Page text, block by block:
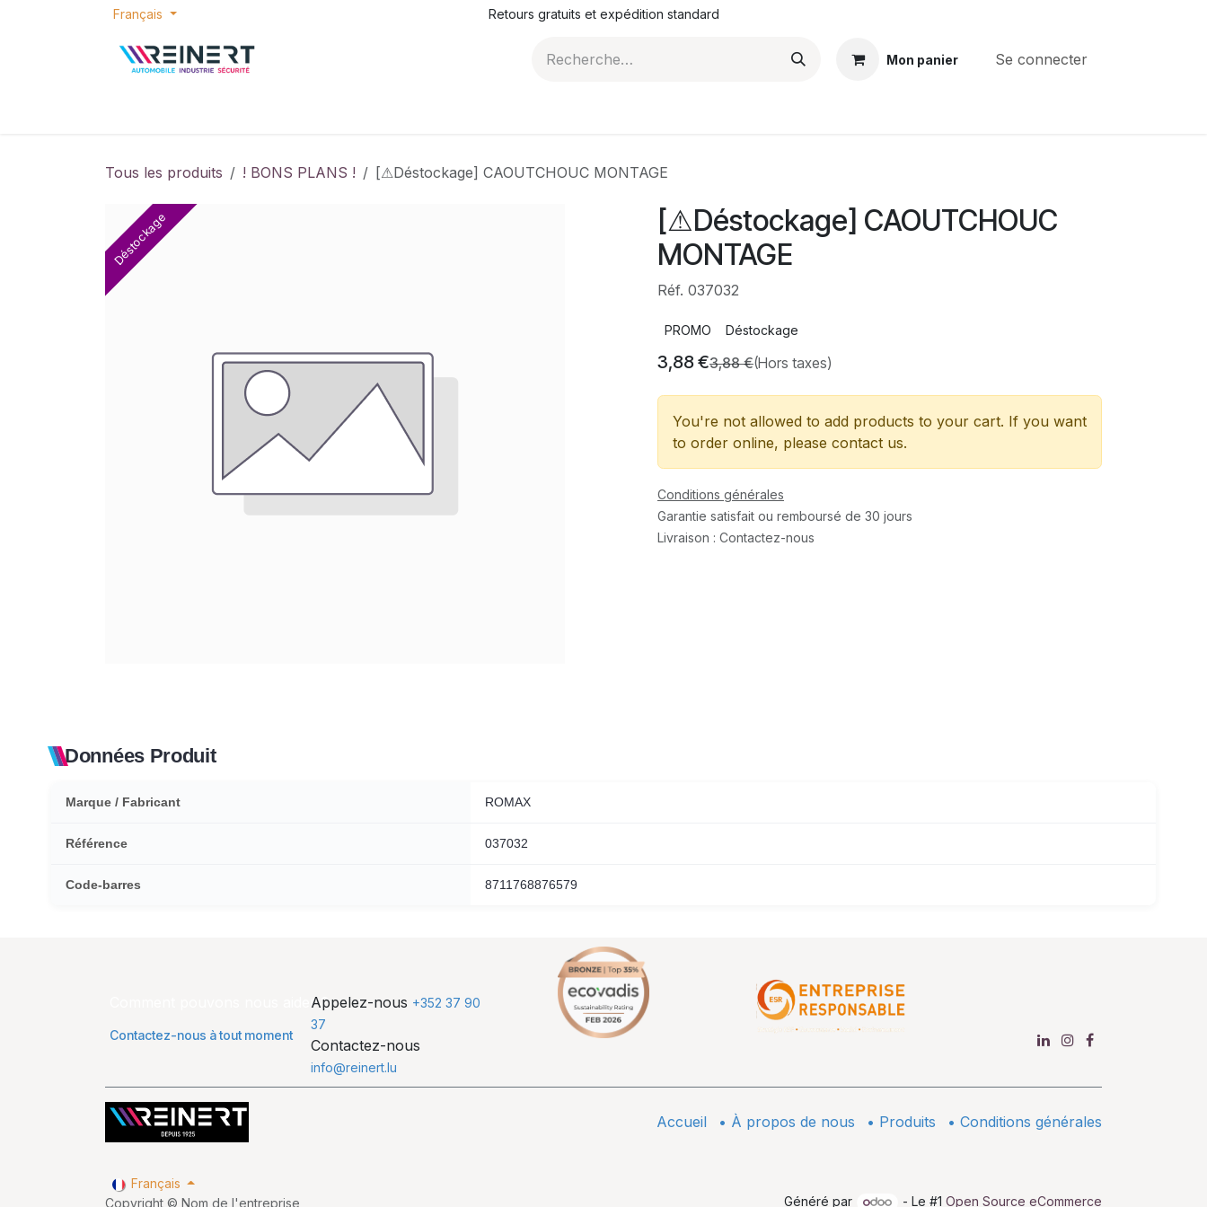
Se rendre au contenu
Français Retours gratuits et expédition standard
Mon panier Se connecter
Tous les produits ! BONS PLANS ! [⚠Déstockage] CAOUTCHOUC MONTAGE
Déstockage
[⚠Déstockage] CAOUTCHOUC
MONTAGE
Réf. 037032
PROMO Déstockage
3,88€3,88€(Hors taxes)
You're not allowed to add products to your cart. If you want
to order online, please contact us.
Conditions générales
Garantie satisfait ou remboursé de 30 jours
Livraison : Contactez-nous
Données Produit
Marque / Fabricant ROMAX
Référence 037032
Code-barres 8711768876579
Comment pouvons nous aider ?
Contactez-nous à tout moment
Appelez-nous +352 37 90
37
Contactez-nous
info@reinert.lu
Accueil • À propos de nous • ​Produits • Conditions générales
Copyright © Nom de l'entreprise
Français
Généré par
- Le #1 Open Source eCommerce